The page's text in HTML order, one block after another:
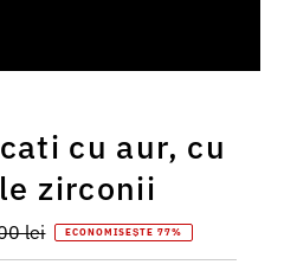
cu aur, cu
zirconii
lei ECONOMISEȘTE 77%